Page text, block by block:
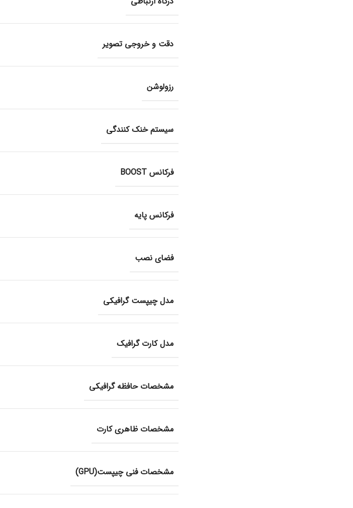
دقت و خروجی تصویر
رزولوشن
سیستم خنک کنندگی
فرکانس BOOST
فرکانس پایه
فضای نصب
مدل چیپست گرافیکی
مدل کارت گرافیک
مشخصات حافظه گرافیکی
مشخصات ظاهری کارت
مشخصات فنی چیپست(GPU)